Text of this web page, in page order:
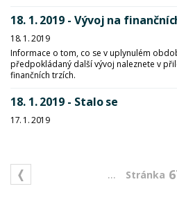
18. 1. 2019 - Vývoj na
18. 1. 2019
Informace o tom, co se v uplynulém
předpokládaný další vývoj naleznete v
finančních trzích.
18. 1. 2019 - Stalo se
17. 1. 2019
...